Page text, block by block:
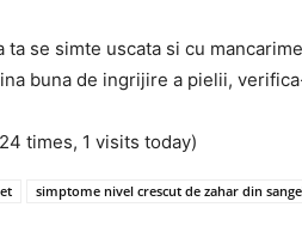
ta se simte uscata si cu
buna de ingrijire a pielii,
times, 1 visits today)
simptome nivel crescut de zahar din